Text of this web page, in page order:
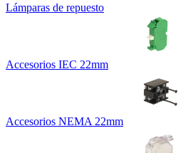
Lámparas de repuesto
Accesorios IEC 22mm
Accesorios NEMA 22mm